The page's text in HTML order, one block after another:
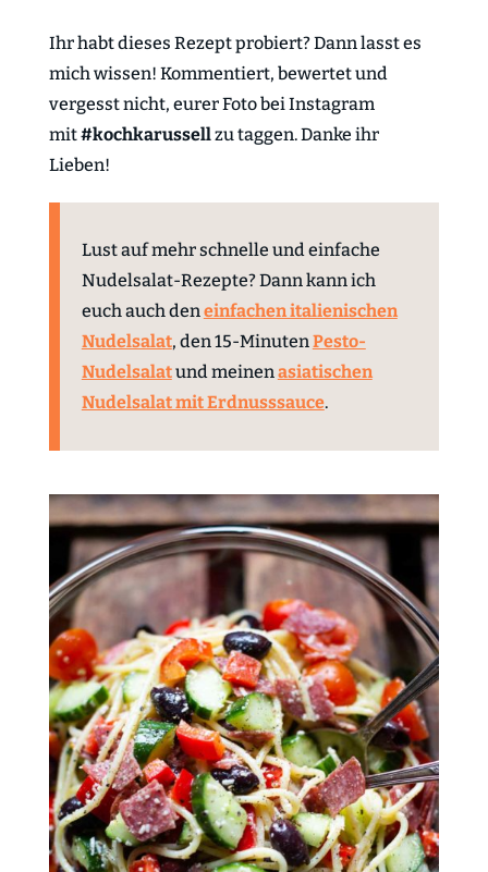
Ihr habt dieses Rezept probiert? Dann lasst es
mich wissen! Kommentiert, bewertet und
vergesst nicht, eurer Foto bei Instagram
mit#kochkarussellzu taggen. Danke ihr
Lieben!
Lust auf mehr schnelle und einfache
Nudelsalat-Rezepte? Dann kann ich
euch auch deneinfachen italienischen
Nudelsalat, den 15-MinutenPesto-
Nudelsalatund meinenasiatischen
Nudelsalat mit Erdnusssauce.